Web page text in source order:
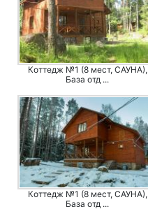
Коттедж №1 (8 мест, САУНА),
База отд ...
Коттедж №1 (8 мест, САУНА),
База отд ...